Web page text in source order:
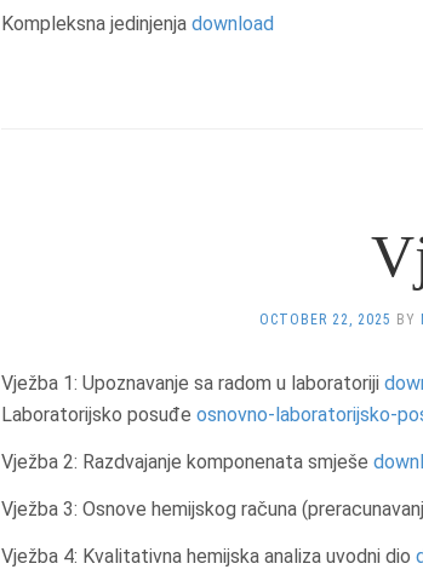
Kompleksna jedinjenja download
OCTOBER 22, 2025 BY
Vježba 1: Upoznavanje sa radom u laboratoriji
Laboratorijsko posuđe osnovno-laboratorijsko-
Vježba 2: Razdvajanje komponenata smješe
Vježba 3: Osnove hemijskog računa
Vježba 4: Kvalitativna hemijska analiza uvodni dio